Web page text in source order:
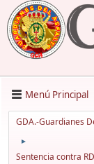
Menú Principal
GDA.-Guardianes
►
Sentencia contra